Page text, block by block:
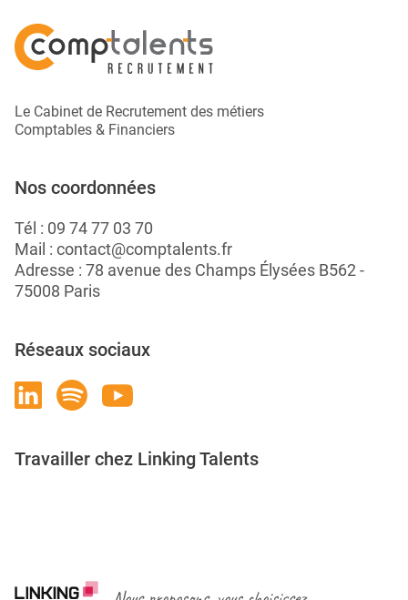
Le Cabinet de Recrutement des métiers
Comptables & Financiers
Nos coordonnées
Tél : 09 74 77 03 70
Mail : contact@comptalents.fr
Adresse : 78 avenue des Champs Élysées B562 -
75008 Paris
Réseaux sociaux
Travailler chez Linking Talents